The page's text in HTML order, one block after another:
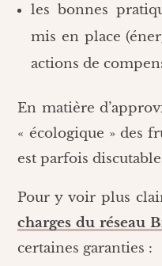
les bonnes
mis en place
actions de
En matière
« écologique » des
est parfois
Pour y voir plus
charges du réseau
certaines garanties :